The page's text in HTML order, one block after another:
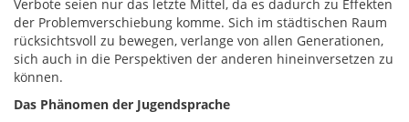
Verbote seien nur das letzte Mittel, da es dadurch zu Effekten
der Problemverschiebung komme. Sich im städtischen Raum
rücksichtsvoll zu bewegen, verlange von allen Generationen,
sich auch in die Perspektiven der anderen hineinversetzen zu
können.
Das Phänomen der Jugendsprache